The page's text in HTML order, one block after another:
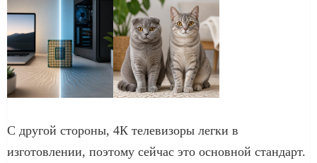
С другой стороны, 4К телевизоры легки в
изготовлении, поэтому сейчас это основной стандарт.